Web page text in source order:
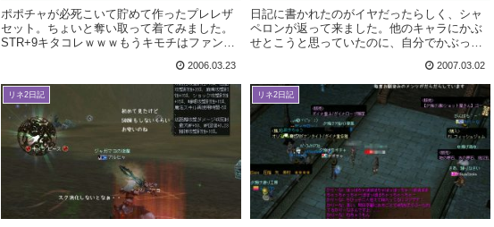
ポポチャが必死こいて貯めて作ったプレレザ
セット。ちょいと奪い取って着てみました。
STR+9キタコレｗｗｗもうキモチはファント
で、狩り行ってみました！野獣の庭園なんか
だとSS無しでもフツウに狩れる感じ～。...
2006.03.23
日記に書かれたのがイヤだったらしく、シャ
ペロンが返って来ました。他のキャラにかぶ
せとこうと思っていたのに、自分でかぶって
なかで、しばらくはこれで行こうかと思っち
ゃいました。もうゴキヒャじゃないのよ！
触...
2007.03.02
リネ2日記 リネ2日記